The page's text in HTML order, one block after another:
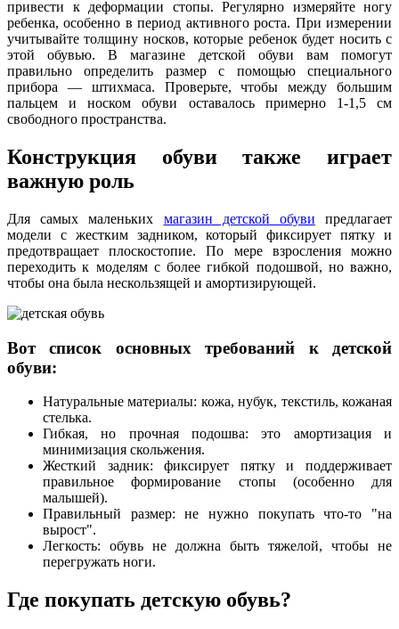
привести к деформации стопы. Регулярно измеряйте ногу
ребенка, особенно в период активного роста. При измерении
учитывайте толщину носков, которые ребенок будет носить с
этой обувью. В магазине детской обуви вам помогут
правильно определить размер с помощью специального
прибора — штихмаса. Проверьте, чтобы между большим
пальцем и носком обуви оставалось примерно 1-1,5 см
свободного пространства.
Конструкция обуви также играет
важную роль
Для самых маленьких магазин детской обуви предлагает
модели с жестким задником, который фиксирует пятку и
предотвращает плоскостопие. По мере взросления можно
переходить к моделям с более гибкой подошвой, но важно,
чтобы она была нескользящей и амортизирующей.
Вот список основных требований к детской
обуви:
Натуральные материалы: кожа, нубук, текстиль, кожаная
стелька.
Гибкая, но прочная подошва: это амортизация и
минимизация скольжения.
Жесткий задник: фиксирует пятку и поддерживает
правильное формирование стопы (особенно для
малышей).
Правильный размер: не нужно покупать что-то "на
вырост".
Легкость: обувь не должна быть тяжелой, чтобы не
перегружать ноги.
Где покупать детскую обувь?